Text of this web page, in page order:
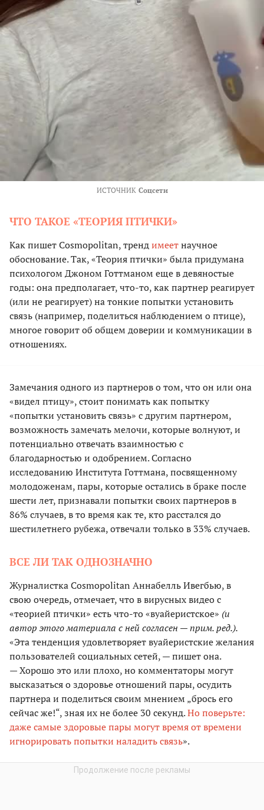
ИСТОЧНИК Соцсети
ЧТО ТАКОЕ «ТЕОРИЯ ПТИЧКИ»
Как пишет Cosmopolitan, трендимеетнаучное
обоснование. Так, «Теория птички» была придумана
психологом Джоном Готтманом еще в девяностые
годы: она предполагает, что-то, как партнер реагирует
(или не реагирует) на тонкие попытки установить
связь (например, поделиться наблюдением о птице),
многое говорит об общем доверии и коммуникации в
отношениях.
Замечания одного из партнеров о том, что он или она
«видел птицу», стоит понимать как попытку
«попытки установить связь» с другим партнером,
возможность замечать мелочи, которые волнуют, и
потенциально отвечать взаимностью с
благодарностью и одобрением. Согласно
исследованию Института Готтмана, посвященному
молодоженам, пары, которые остались в браке после
шести лет, признавали попытки своих партнеров в
86% случаев, в то время как те, кто расстался до
шестилетнего рубежа, отвечали только в 33% случаев.
ВСЕ ЛИ ТАК ОДНОЗНАЧНО
Журналистка Cosmopolitan Аннабелль Ивегбью, в
свою очередь, отмечает, что в вирусных видео с
«теорией птички» есть что-то «вуайеристское» (и
автор этого материала с ней согласен — прим. ред.).
«Эта тенденция удовлетворяет вуайеристские желания
пользователей социальных сетей, — пишет она.
— Хорошо это или плохо, но комментаторы могут
высказаться о здоровье отношений пары, осудить
партнера и поделиться своим мнением „брось его
сейчас же!“, зная их не более 30 секунд.Но поверьте:
даже самые здоровые пары могут время от времени
игнорировать попытки наладить связь».